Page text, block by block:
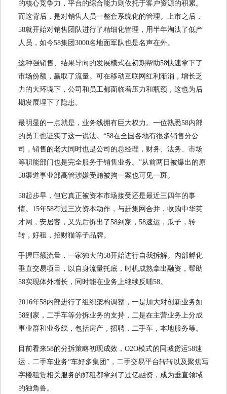
的核心竞争力，平台的综合能力则依托于客户资源的积累。
而这背后，是对销售人员一整套系统化的管理。上市之后，
58就开始对销售团队进行了精细化管理，用半年淘汰了低产
人员，如今58集团3000名地面军队也是名声在外。
这种强销售、结果导向的发展模式在初期帮助58快速拿下了
市场份额，赢取了流量。可在移动互联网红利渐消，增长乏
力的大环境下，公司和员工都面临着压力和瓶颈，这也为后
期发展埋下了隐患。
最明显的一点就是，业务线拥有巨大权力。一位熟悉58内部
的员工也证实了这一说法。“58在全国各地有很多销售分公
司，销售的老大同时也是公司的总经理，财务、法务、市场
等职能部门也是完全服务于销售业务。”从前两日被爆出的原
58渠道事业部高管涉嫌受贿被拘一案也可见一斑。
58起步早，但它真正被资本市场接受还是最近三四年的事
情。15年58有过三次资本动作，与赶集网合并，收购中华英
才网，安居客，又先后拆出了58到家，58速运，瓜子，转
转，好租，招财猫等子品牌。
手握巨额流量，一家独大的58开始进行自我拆解。内部孵化
垂直交易项目，以自身流量托底，时机成熟拿出融资，帮助
58实现体外增长，同时能在业务上继续反哺58。
2016年58内部进行了组织架构调整，一是加大对创新业务如
58到家，二手车等分拆业务的支持，二是在主营业务上分成
事业群和业务线，包括房产，招聘，二手车，本地服务等。
目前看来58的分拆策略初现成效，O2O模式的同城货运58速
运，二手车业务“车好多集团”，二手交易平台转转以及聚焦写
字楼租赁相关服务的好租都拿到了过亿融资，成为垂直领域
的独角兽。